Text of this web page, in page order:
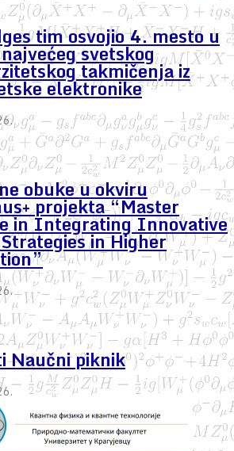
tim osvojio 4. mesto u
svetskog
takmičenja iz
elektronike
obuke u okviru
projekta “Master
in Integrating Innovative
in Higher
Naučni piknik